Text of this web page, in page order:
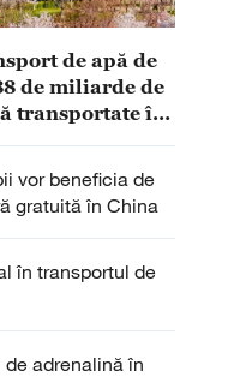
de apă de
de miliarde de
transportate în
vor beneficia de
gratuită în China
în transportul de
adrenalină în